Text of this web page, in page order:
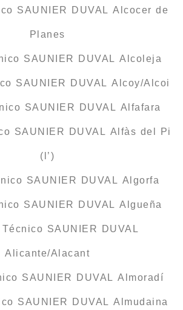
SAUNIER DUVAL Alcocer de
Planes
SAUNIER DUVAL Alcoleja
SAUNIER DUVAL Alcoy/Alcoi
SAUNIER DUVAL Alfafara
SAUNIER DUVAL Alfàs del Pi
(l’)
SAUNIER DUVAL Algorfa
SAUNIER DUVAL Algueña
SAUNIER DUVAL
Alicante/Alacant
SAUNIER DUVAL Almoradí
SAUNIER DUVAL Almudaina